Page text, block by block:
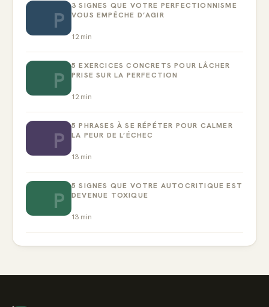
P
3 SIGNES QUE VOTRE PERFECTIONNISME
VOUS EMPÊCHE D’AGIR
12min
P
5 EXERCICES CONCRETS POUR LÂCHER
PRISE SUR LA PERFECTION
12min
P
5 PHRASES À SE RÉPÉTER POUR CALMER
LA PEUR DE L’ÉCHEC
13 min
P
5 SIGNES QUE VOTRE AUTOCRITIQUE EST
DEVENUE TOXIQUE
13 min